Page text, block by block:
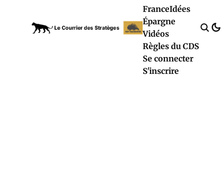
FranceIdées
Épargne
Vidéos
Règles du CDS
Se connecter
S'inscrire